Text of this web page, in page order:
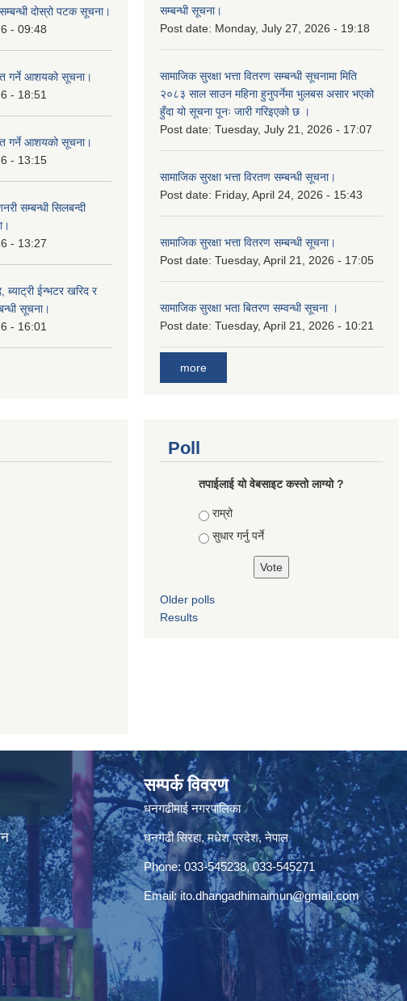
दोस्रो पटक सूचना।
- 09:48
गर्ने आशयको सूचना।
- 18:51
गर्ने आशयको सूचना।
- 13:15
सम्बन्धी सिलबन्दी
- 13:27
ब्याट‍्री ईन्भटर खरिद र
सूचना।
- 16:01
सम्बन्धी सूचना।
Post date: Monday, July 27, 2026 - 19:18
सामाजिक सुरक्षा भत्ता वितरण सम्बन्धी सूचनामा मिति
२०८३ साल साउन महिना हुनुपर्नेमा भुलबस असार भएको
हुँदा यो सूचना पूनः जारी गरिइएको छ ।
Post date: Tuesday, July 21, 2026 - 17:07
सामाजिक सुरक्षा भत्ता विरतण सम्बन्धी सूचना।
Post date: Friday, April 24, 2026 - 15:43
सामाजिक सुरक्षा भत्ता वितरण सम्‍बन्धी सूचना।
Post date: Tuesday, April 21, 2026 - 17:05
सामाजिक सुरक्षा भता बितरण सम्वन्धी सूचना ।
Post date: Tuesday, April 21, 2026 - 10:21
more
Poll
तपाई‌लाई यो वेबसाइट कस्तो लाग्यो ?
Choices
राम्रो
सुधार गर्नु पर्ने
Older polls
Results
सम्पर्क विवरण
धनगढीमाई नगरपालिका
धनगढी सिरहा, मधेश प्रदेश, नेपाल
Phone: 033-545238, 033-545271
Email:ito.dhangadhimaimun@gmail.com